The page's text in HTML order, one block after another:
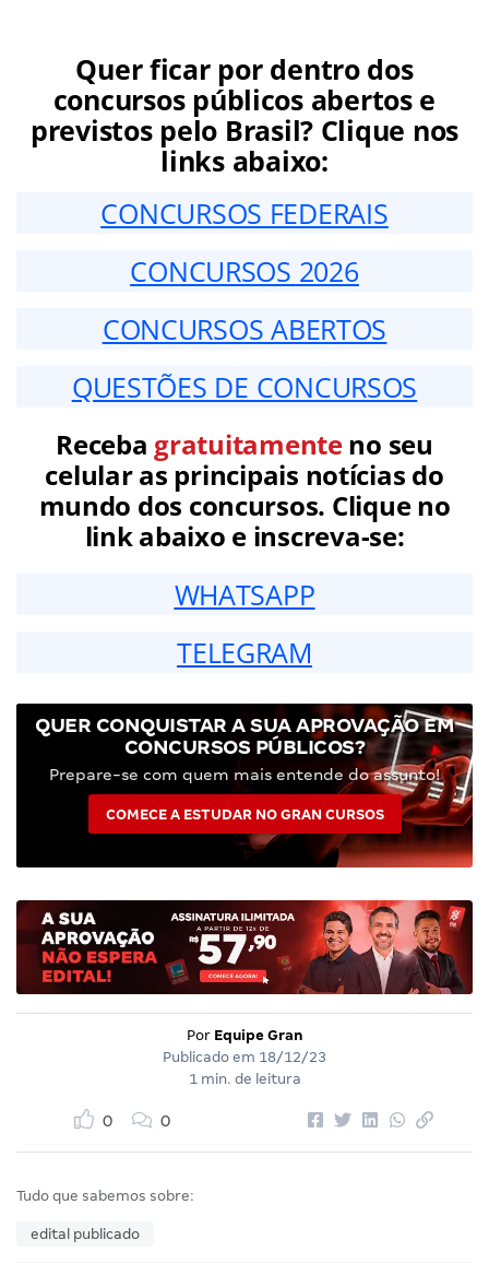
Quer ficar por dentro dos
concursos públicos abertos e
previstos pelo Brasil? Clique nos
links abaixo:
CONCURSOS FEDERAIS
CONCURSOS 2026
CONCURSOS ABERTOS
QUESTÕES DE CONCURSOS
Receba gratuitamenteno seu
celular as principais notícias do
mundo dos concursos. Clique no
link abaixo e inscreva-se:
WHATSAPP
TELEGRAM
QUER CONQUISTAR A SUA APROVAÇÃO EM
CONCURSOS PÚBLICOS?
Prepare-se com quem mais entende do assunto!
COMECE A ESTUDAR NO GRAN CURSOS
Por Equipe Gran
Publicado em 18/12/23
1 min. de leitura
0 0
Tudo que sabemos sobre:
edital publicado